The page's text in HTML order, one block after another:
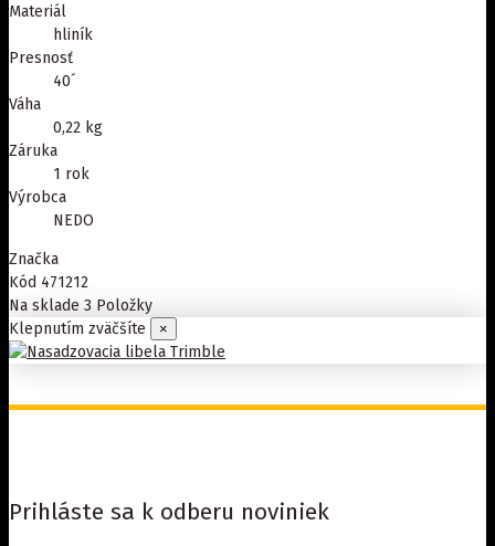
Materiál
hliník
Presnosť
40´
Váha
0,22 kg
Záruka
1 rok
Výrobca
NEDO
Značka
Kód 471212
Na sklade 3 Položky
Klepnutím zväčšíte
×
Prihláste sa k odberu noviniek